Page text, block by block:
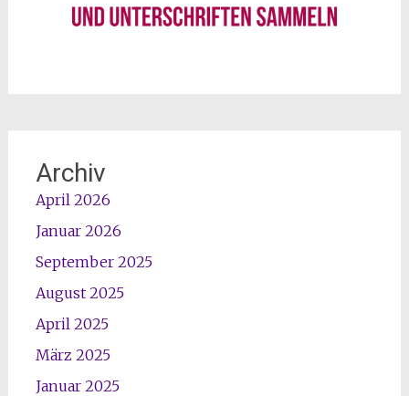
Archiv
April 2026
Januar 2026
September 2025
August 2025
April 2025
März 2025
Januar 2025